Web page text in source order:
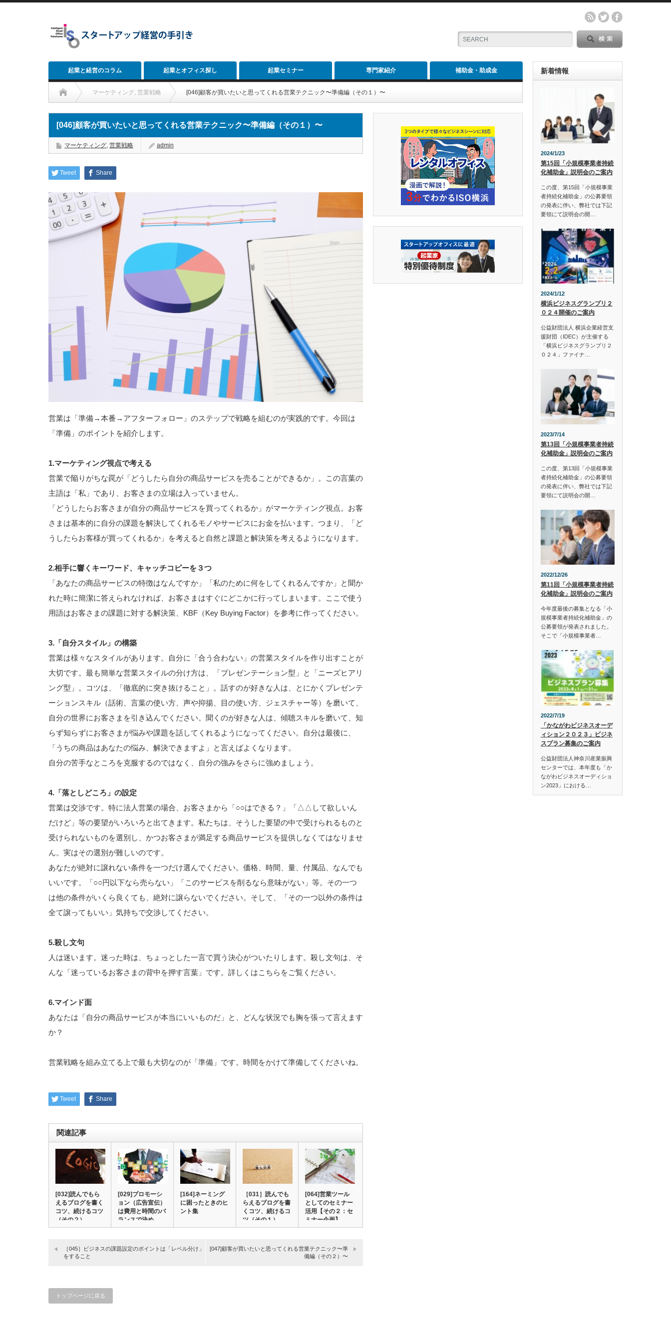
起業と経営のコラム 起業とオフィス探し 起業セミナー 専門家紹介 補助金・助成金
マーケティング, 営業戦略 [046]顧客が買いたいと思ってくれる営業テクニック〜準備編（その１）〜
[046]顧客が買いたいと思ってくれる営業テクニック〜準備編（その１）〜
マーケティング, 営業戦略 admin
Tweet Share
営業は「準備→本番→アフターフォロー」のステップで戦略を組むのが実践的です。今回は
「準備」のポイントを紹介します。
1.マーケティング視点で考える
営業で陥りがちな罠が「どうしたら自分の商品サービスを売ることができるか」。この言葉の
主語は「私」であり、お客さまの立場は入っていません。
「どうしたらお客さまが自分の商品サービスを買ってくれるか」がマーケティング視点。お客
さまは基本的に自分の課題を解決してくれるモノやサービスにお金を払います。つまり、「ど
うしたらお客様が買ってくれるか」を考えると自然と課題と解決策を考えるようになります。
2.相手に響くキーワード、キャッチコピーを３つ
「あなたの商品サービスの特徴はなんですか」「私のために何をしてくれるんですか」と聞か
れた時に簡潔に答えられなければ、お客さまはすぐにどこかに行ってしまいます。ここで使う
用語はお客さまの課題に対する解決策、KBF（Key Buying Factor）を参考に作ってください。
3.「自分スタイル」の構築
営業は様々なスタイルがあります。自分に「合う合わない」の営業スタイルを作り出すことが
大切です。最も簡単な営業スタイルの分け方は、「プレゼンテーション型」と「ニーズヒアリ
ング型」。コツは、「徹底的に突き抜けること」。話すのが好きな人は、とにかくプレゼンテ
ーションスキル（話術、言葉の使い方、声や抑揚、目の使い方、ジェスチャー等）を磨いて、
自分の世界にお客さまを引き込んでください。聞くのが好きな人は、傾聴スキルを磨いて、知
らず知らずにお客さまが悩みや課題を話してくれるようになってください。自分は最後に、
「うちの商品はあなたの悩み、解決できますよ」と言えばよくなります。
自分の苦手なところを克服するのではなく、自分の強みをさらに強めましょう。
4.「落としどころ」の設定
営業は交渉です。特に法人営業の場合、お客さまから「○○はできる？」「△△して欲しいん
だけど」等の要望がいろいろと出てきます。私たちは、そうした要望の中で受けられるものと
受けられないものを選別し、かつお客さまが満足する商品サービスを提供しなくてはなりませ
ん。実はその選別が難しいのです。
あなたが絶対に譲れない条件を一つだけ選んでください。価格、時間、量、付属品、なんでも
いいです。「○○円以下なら売らない」「このサービスを削るなら意味がない」等。その一つ
は他の条件がいくら良くても、絶対に譲らないでください。そして、「その一つ以外の条件は
全て譲ってもいい」気持ちで交渉してください。
5.殺し文句
人は迷います。迷った時は、ちょっとした一言で買う決心がついたりします。殺し文句は、そ
んな「迷っているお客さまの背中を押す言葉」です。詳しくはこちらをご覧ください。
6.マインド面
あなたは「自分の商品サービスが本当にいいものだ」と、どんな状況でも胸を張って言えます
か？
営業戦略を組み立てる上で最も大切なのが「準備」です。時間をかけて準備してくださいね。
Tweet Share
関連記事
[032]読んでもら
えるブログを書く
コツ、続けるコツ
（その２）
[029]プロモーシ
ョン（広告宣伝）
は費用と時間のバ
ランスで決め…
[164]ネーミング
に困ったときのヒ
ント集
［031］読んでも
らえるブログを書
くコツ、続けるコ
ツ（その１）
[064]営業ツール
としてのセミナー
活用【その２：セ
ミナー企画】…
［045］ビジネスの課題設定のポイントは「レベル分け」
をすること
[047]顧客が買いたいと思ってくれる営業テクニック〜準
備編（その２）〜
トップページに戻る
新着情報
2024/1/23
第15回「小規模事業者持続
化補助金」説明会のご案内
この度、第15回「小規模事業
者持続化補助金」の公募要領
の発表に伴い、弊社では下記
要領にて説明会の開…
2024/1/12
横浜ビジネスグランプリ２
０２４開催のご案内
公益財団法人 横浜企業経営支
援財団（IDEC）が主催する
「横浜ビジネスグランプリ２
０２４」ファイナ…
2023/7/14
第13回「小規模事業者持続
化補助金」説明会のご案内
この度、第13回「小規模事業
者持続化補助金」の公募要領
の発表に伴い、弊社では下記
要領にて説明会の開…
2022/12/26
第11回「小規模事業者持続
化補助金」説明会のご案内
今年度最後の募集となる「小
規模事業者持続化補助金」の
公募要領が発表されました。
そこで「小規模事業者…
2022/7/19
「かながわビジネスオーデ
ィション２０２３」ビジネ
スプラン募集のご案内
公益財団法人神奈川産業振興
センターでは、本年度も「か
ながわビジネスオーディショ
ン2023」における…